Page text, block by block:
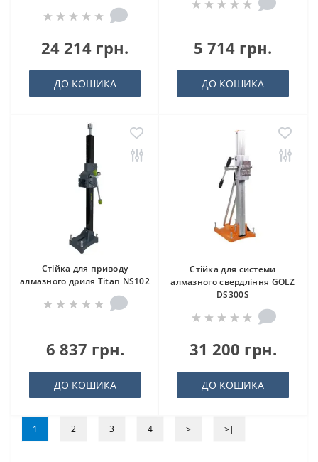
24 214 грн.
ДО КОШИКА
5 714 грн.
ДО КОШИКА
Стійка для приводу
алмазного дриля Titan NS102
6 837 грн.
ДО КОШИКА
Стійка для системи
алмазного свердління GOLZ
DS300S
31 200 грн.
ДО КОШИКА
1 2 3 4 > >|